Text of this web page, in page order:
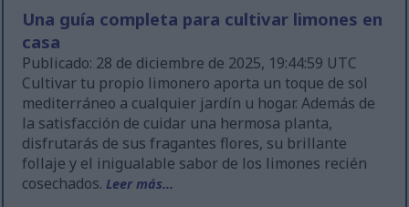
Una guía completa para cultivar limones en
casa
Publicado: 28 de diciembre de 2025, 19:44:59 UTC
Cultivar tu propio limonero aporta un toque de sol
mediterráneo a cualquier jardín u hogar. Además de
la satisfacción de cuidar una hermosa planta,
disfrutarás de sus fragantes flores, su brillante
follaje y el inigualable sabor de los limones recién
cosechados.Leer más...